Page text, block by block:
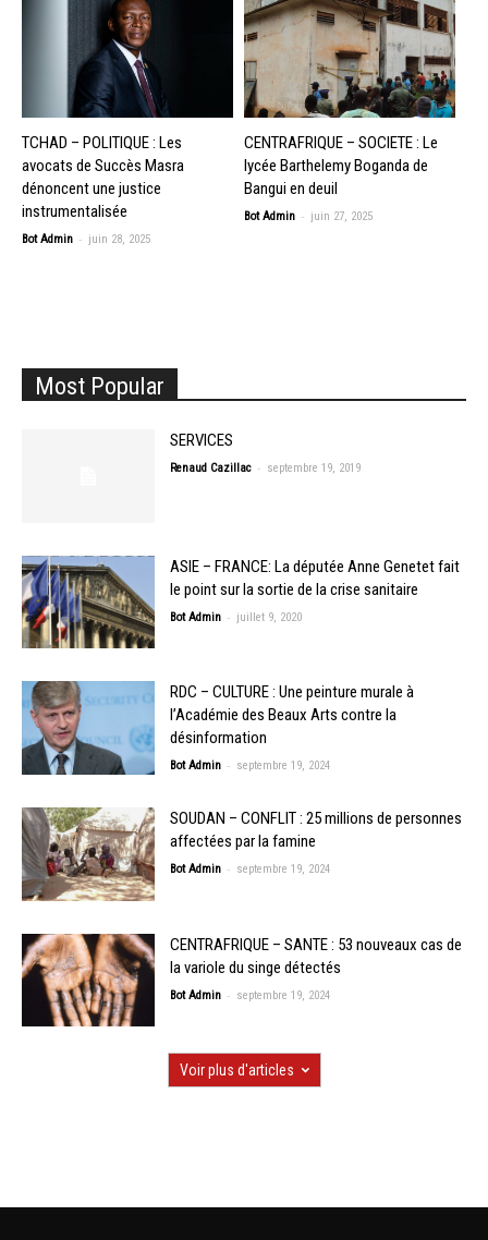
TCHAD – POLITIQUE : Les
avocats de Succès Masra
dénoncent une justice
instrumentalisée
Bot Admin - juin 28, 2025
CENTRAFRIQUE – SOCIETE : Le
lycée Barthelemy Boganda de
Bangui en deuil
Bot Admin - juin 27, 2025
Most Popular
SERVICES
Renaud Cazillac - septembre 19, 2019
ASIE – FRANCE: La députée Anne Genetet fait
le point sur la sortie de la crise sanitaire
Bot Admin - juillet 9, 2020
RDC – CULTURE : Une peinture murale à
l’Académie des Beaux Arts contre la
désinformation
Bot Admin - septembre 19, 2024
SOUDAN – CONFLIT : 25 millions de personnes
affectées par la famine
Bot Admin - septembre 19, 2024
CENTRAFRIQUE – SANTE : 53 nouveaux cas de
la variole du singe détectés
Bot Admin - septembre 19, 2024
Voir plus d'articles